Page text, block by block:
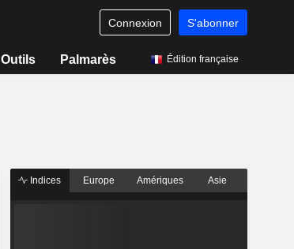
Connexion S'abonner
Outils Palmarès Édition française
Indices Europe Amériques Asie